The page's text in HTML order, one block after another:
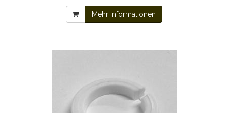
Mehr Informationen